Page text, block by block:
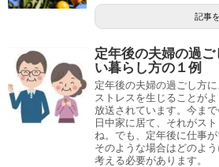
記事
定年後の夫婦の過
い暮らし方の１例
定年後の夫婦の過ごし方
ストレスを生じることが
放送されています。今ま
日中家に居て、それがス
ね。でも、定年後に仕事が
そのような場合はどのよ
考える必要があります。